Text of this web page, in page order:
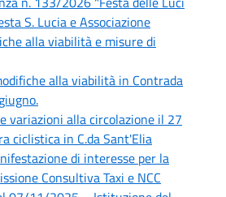
S. Lucia e Associazione
alla viabilità e misure di
alla viabilità in Contrada
variazioni alla circolazione il 27
ciclistica in C.da Sant'Elia
di interesse per la
Consultiva Taxi e NCC